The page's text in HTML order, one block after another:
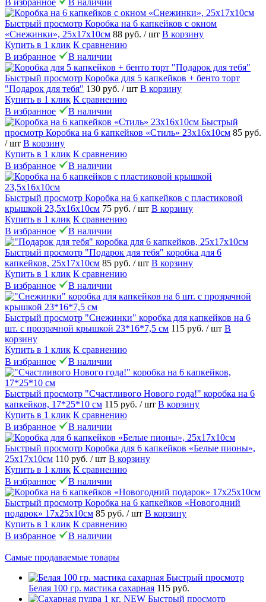
Быстрый просмотр Коробка на 6 капкейков с окном
«Снежинки», 25х17х10см 88 руб. / шт В корзину
Купить в 1 клик К сравнению
В избранное
В наличии
Быстрый просмотр Коробка для 5 капкейков + бенто торт
"Подарок для тебя" 130 руб. / шт В корзину
Купить в 1 клик К сравнению
В избранное
В наличии
Быстрый
просмотр Коробка на 6 капкейков «Стиль» 23х16х10см 85 руб.
/ шт В корзину
Купить в 1 клик К сравнению
В избранное
В наличии
Быстрый просмотр Коробка на 6 капкейков с пластиковой
крышкой 23,5х16х10см 75 руб. / шт В корзину
Купить в 1 клик К сравнению
В избранное
В наличии
Быстрый просмотр "Подарок для тебя" коробка для 6
капкейков, 25х17х10см 85 руб. / шт В корзину
Купить в 1 клик К сравнению
В избранное
В наличии
Быстрый просмотр "Снежинки" коробка для капкейков на 6
шт. с прозрачной крышкой 23*16*7,5 см 115 руб. / шт В
корзину
Купить в 1 клик К сравнению
В избранное
В наличии
Быстрый просмотр "Счастливого Нового года!" коробка на 6
капкейков, 17*25*10 см 115 руб. / шт В корзину
Купить в 1 клик К сравнению
В избранное
В наличии
Быстрый просмотр Коробка для 6 капкейков «Белые пионы»,
25х17х10см 110 руб. / шт В корзину
Купить в 1 клик К сравнению
В избранное
В наличии
Быстрый просмотр Коробка на 6 капкейков «Новогодний
подарок» 17х25х10см 85 руб. / шт В корзину
Купить в 1 клик К сравнению
В избранное
В наличии
Самые продаваемые товары
Быстрый просмотр
Белая 100 гр. мастика сахарная 115 руб.
Быстрый просмотр